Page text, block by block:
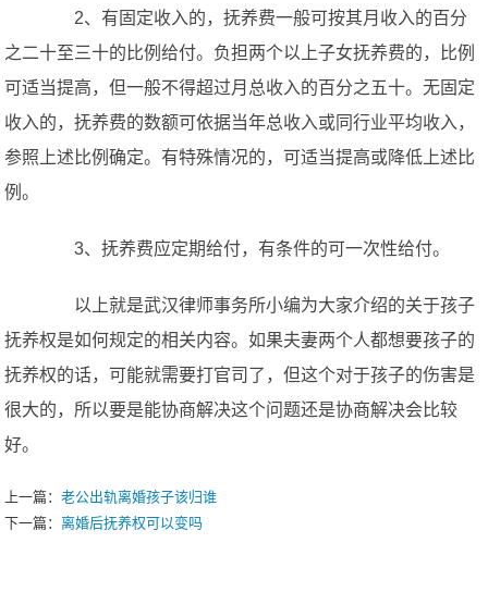
2、有固定收入的，抚养费一般可按其月收入的百分
之二十至三十的比例给付。负担两个以上子女抚养费的，比例
可适当提高，但一般不得超过月总收入的百分之五十。无固定
收入的，抚养费的数额可依据当年总收入或同行业平均收入，
参照上述比例确定。有特殊情况的，可适当提高或降低上述比
例。
3、抚养费应定期给付，有条件的可一次性给付。
以上就是武汉律师事务所小编为大家介绍的关于孩子
抚养权是如何规定的相关内容。如果夫妻两个人都想要孩子的
抚养权的话，可能就需要打官司了，但这个对于孩子的伤害是
很大的，所以要是能协商解决这个问题还是协商解决会比较
好。
上一篇：老公出轨离婚孩子该归谁
下一篇：离婚后抚养权可以变吗